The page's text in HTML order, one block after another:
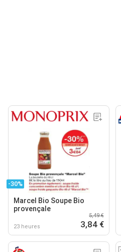
-30%
Marcel Bio Soupe Bio
provençale
23 heures
5,49 €
3,84 €